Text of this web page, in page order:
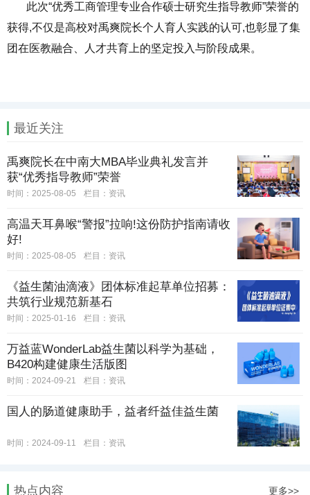
此次“优秀工商管理专业合作硕士研究生指导教师”荣誉的
获得,不仅是高校对禹爽院长个人育人实践的认可,也彰显了集
团在医教融合、人才共育上的坚定投入与阶段成果。
最近关注
禹爽院长在中南大MBA毕业典礼发言并
获“优秀指导教师”荣誉
时间：2025-08-05 栏目： 资讯
高温天耳鼻喉“警报”拉响!这份防护指南请收
好!
时间：2025-08-05 栏目： 资讯
《益生菌油滴液》团体标准起草单位招募：
共筑行业规范新基石
时间：2025-01-16 栏目： 资讯
万益蓝WonderLab益生菌以科学为基础，
B420构建健康生活版图
时间：2024-09-21 栏目： 资讯
国人的肠道健康助手，益者纤益佳益生菌
时间：2024-09-11 栏目： 资讯
热点内容 更多>>